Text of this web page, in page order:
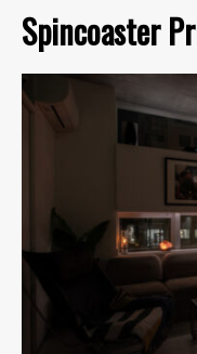
Spincoaster